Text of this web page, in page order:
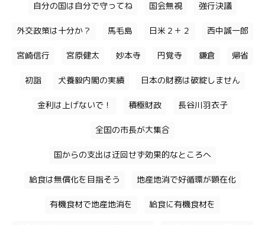
自分の国は自分で守ってね 国会無視 強行決議
外交政策は十分か？ 馬毛島 日米２＋２ 西中誠一郎
宮崎信行 宮原健太 妙本寺 円覚寺 鎌倉 帰省
初詣 犬養毅内閣の実績 日本の財務は破綻しません
金利は上げないで！ 積極財政 長谷川羽衣子
全国の市長が大集合
国からの支出は迂回せず効果的なところへ
給食は無償化を目指そう 地産地消で好循環が顕在化
有機食材で地産地消を 給食に有機食材を